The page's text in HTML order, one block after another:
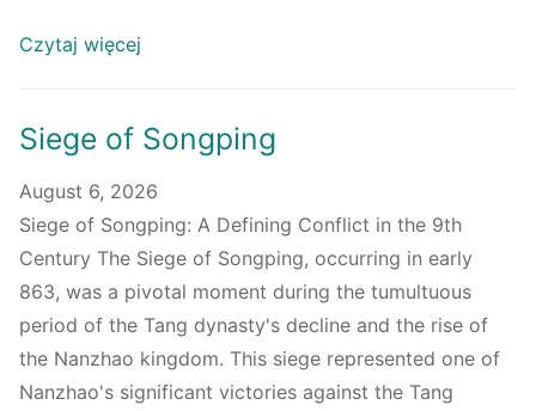
Czytaj więcej
Siege of Songping
August 6, 2026
Siege of Songping: A Defining Conflict in the 9th
Century The Siege of Songping, occurring in early
863, was a pivotal moment during the tumultuous
period of the Tang dynasty's decline and the rise of
the Nanzhao kingdom. This siege represented one of
Nanzhao's significant victories against the Tang